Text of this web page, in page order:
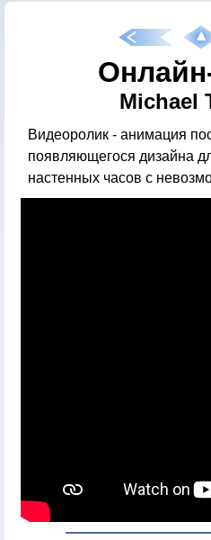
Michael
Видеоролик - анимация
появляющегося дизайна
настенных часов с